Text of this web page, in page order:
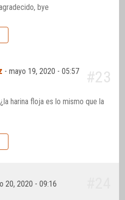
bye
-mayo 19, 2020 - 05:57 #23
harina floja es lo mismo que la
20, 2020 - 09:16